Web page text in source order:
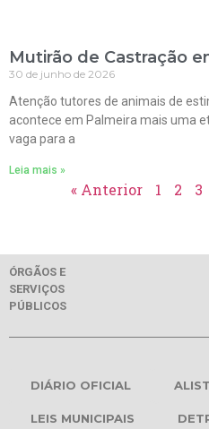
Mutirão de Castração
30 de junho de 2026
Atenção tutores de animais de
acontece em Palmeira mais uma
vaga para a
Leia mais »
« Anterior 1 2 3
ÓRGÃOS E
SERVIÇOS
PÚBLICOS
DIÁRIO OFICIAL
LEIS MUNICIPAIS